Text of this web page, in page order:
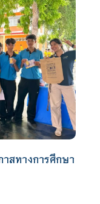
สทางการศึกษา